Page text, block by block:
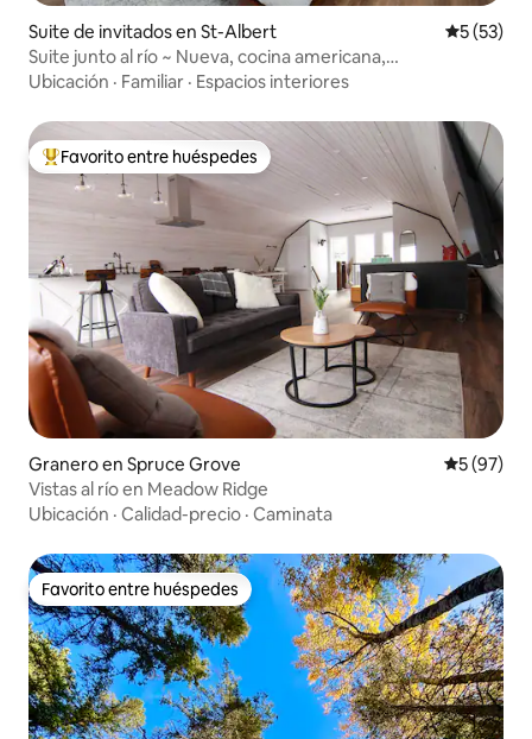
Suite de invitados en St-Albert
5 (53)
Suite junto al río ~ Nueva, cocina americana,
lavadora/secadora
Ubicación · Familiar · Espacios interiores
Favorito entre huéspedes preferido
Favorito entre huéspedes
Granero en Spruce Grove
5 (97)
Vistas al río en Meadow Ridge
Ubicación · Calidad-precio · Caminata
Favorito entre huéspedes
Favorito entre huéspedes